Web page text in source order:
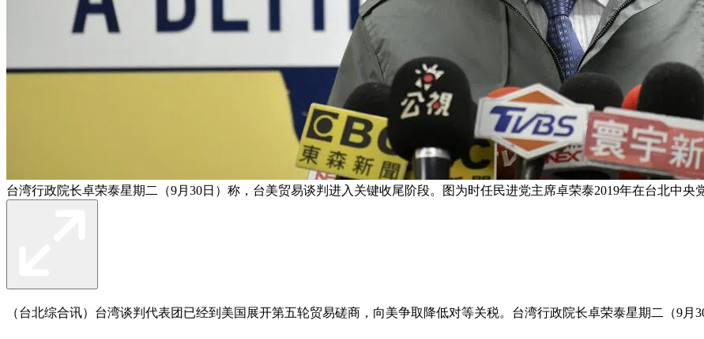
台湾行政院长卓荣泰星期二（9月30日）称，台美贸易谈判进入关键收尾阶段。图为时任民进党主席卓荣泰2019年在台北中央
（台北综合讯）台湾谈判代表团已经到美国展开第五轮贸易磋商，向美争取降低对等关税。台湾行政院长卓荣泰星期二（9月